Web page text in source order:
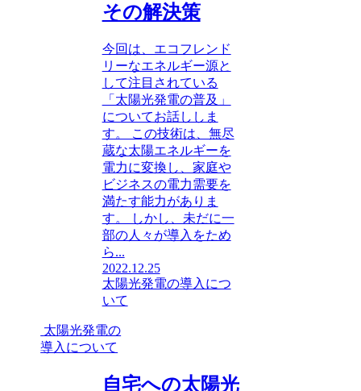
その解決策
今回は、エコフレンド
リーなエネルギー源と
して注目されている
「太陽光発電の普及」
についてお話ししま
す。 この技術は、無尽
蔵な太陽エネルギーを
電力に変換し、家庭や
ビジネスの電力需要を
満たす能力がありま
す。 しかし、未だに一
部の人々が導入をため
ら...
2022.12.25
太陽光発電の導入につ
いて
太陽光発電の
導入について
自宅への太陽光